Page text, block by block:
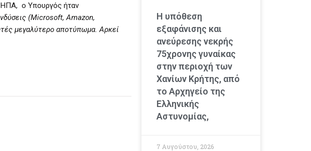
ΗΠΑ, ο Υπουργός ήταν
(Microsoft, Amazon,
μεγαλύτερο αποτύπωμα. Αρκεί
Η υπόθεση
εξαφάνισης και
ανεύρεσης νεκρής
75χρονης γυναίκας
στην περιοχή των
Χανίων Κρήτης, από
το Αρχηγείο της
Ελληνικής
Αστυνομίας,
7 Αυγούστου, 2026